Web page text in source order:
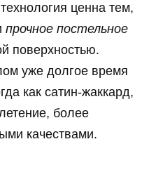
ценна тем,
прочное постельное
поверхностью.
уже долгое время
как сатин-жаккард,
более
качествами.